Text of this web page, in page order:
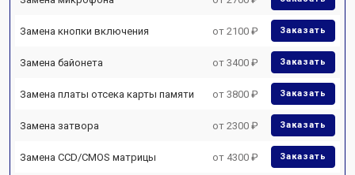
Замена кнопки включения от 2100 ₽ Заказать
Замена байонета от 3400 ₽ Заказать
Замена платы отсека карты памяти от 3800 ₽ Заказать
Замена затвора от 2300 ₽ Заказать
Замена CCD/CMOS матрицы от 4300 ₽ Заказать